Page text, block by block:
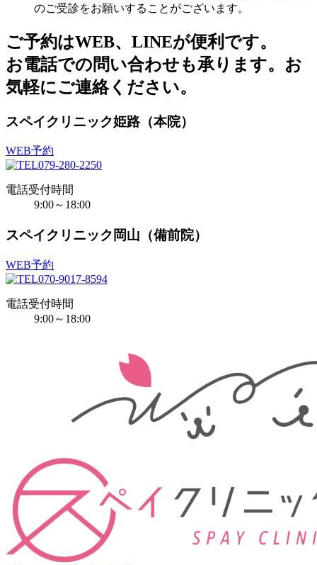
のご受診をお願いすることがございます。
ご予約はWEB、LINEが便利です。
お電話での問い合わせも承ります。お
気軽にご連絡ください。
スペイクリニック姫路（本院）
WEB予約
079-280-2250
電話受付時間
9:00～18:00
スペイクリニック岡山（備前院）
WEB予約
070-9017-8594
電話受付時間
9:00～18:00